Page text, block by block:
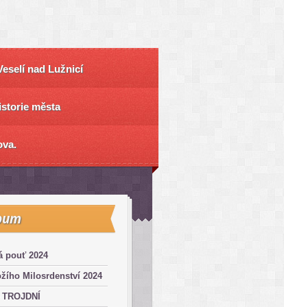
nad Lužnicí
města
pouť 2024
Milosrdenství 2024